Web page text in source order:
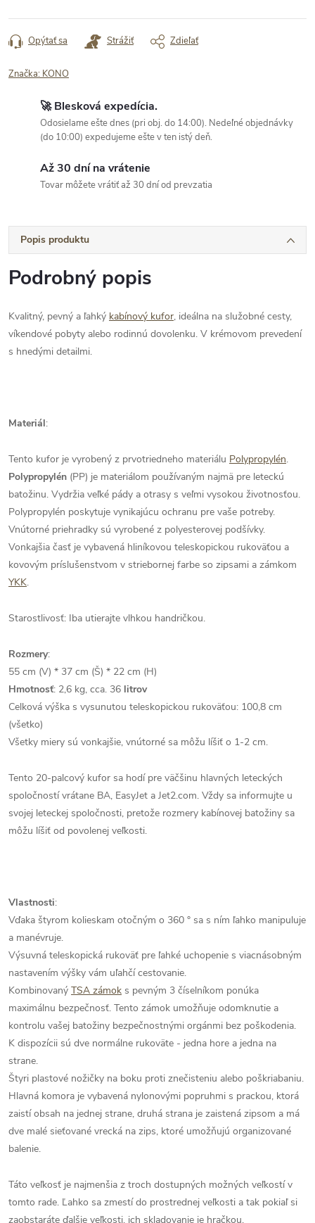
cena:
Opýtať sa Strážiť Zdieľať
Značka: KONO
🚀 Blesková expedícia.
Odosielame ešte dnes (pri obj. do 14:00). Nedeľné objednávky
(do 10:00) expedujeme ešte v ten istý deň.
Až 30 dní na vrátenie
Tovar môžete vrátiť až 30 dní od prevzatia
Popis produktu
Podrobný popis
Kvalitný, pevný a ľahký kabínový kufor, ideálna na služobné cesty,
víkendové pobyty alebo rodinnú dovolenku. V krémovom prevedení
s hnedými detailmi.
Materiál:
Tento kufor je vyrobený z prvotriedneho materiálu Polypropylén.
Polypropylén (PP) je materiálom používaným najmä pre leteckú
batožinu. Vydržia veľké pády a otrasy s veľmi vysokou životnosťou.
Polypropylén poskytuje vynikajúcu ochranu pre vaše potreby.
Vnútorné priehradky sú vyrobené z polyesterovej podšívky.
Vonkajšia časť je vybavená hliníkovou teleskopickou rukoväťou a
kovovým príslušenstvom v striebornej farbe so zipsami a zámkom
YKK.
Starostlivosť: Iba utierajte vlhkou handričkou.
Rozmery:
55 cm (V) * 37 cm (Š) * 22 cm (H)
Hmotnosť: 2,6 kg, cca. 36 litrov
Celková výška s vysunutou teleskopickou rukoväťou: 100,8 cm
(všetko)
Všetky miery sú vonkajšie, vnútorné sa môžu líšiť o 1-2 cm.
Tento 20-palcový kufor sa hodí pre väčšinu hlavných leteckých
spoločností vrátane BA, EasyJet a Jet2.com. Vždy sa informujte u
svojej leteckej spoločnosti, pretože rozmery kabínovej batožiny sa
môžu líšiť od povolenej veľkosti.
Vlastnosti:
Vďaka štyrom kolieskam otočným o 360 ° sa s ním ľahko manipuluje
a manévruje.
Výsuvná teleskopická rukoväť pre ľahké uchopenie s viacnásobným
nastavením výšky vám uľahčí cestovanie.
Kombinovaný TSA zámok s pevným 3 číselníkom ponúka
maximálnu bezpečnosť. Tento zámok umožňuje odomknutie a
kontrolu vašej batožiny bezpečnostnými orgánmi bez poškodenia.
K dispozícii sú dve normálne rukoväte - jedna hore a jedna na
strane.
Štyri plastové nožičky na boku proti znečisteniu alebo poškriabaniu.
Hlavná komora je vybavená nylonovými popruhmi s prackou, ktorá
zaistí obsah na jednej strane, druhá strana je zaistená zipsom a má
dve malé sieťované vrecká na zips, ktoré umožňujú organizované
balenie.
Táto veľkosť je najmenšia z troch dostupných možných veľkostí v
tomto rade. Ľahko sa zmestí do prostrednej veľkosti a tak pokiaľ si
zaobstaráte ďalšie veľkosti, ich skladovanie je hračkou.